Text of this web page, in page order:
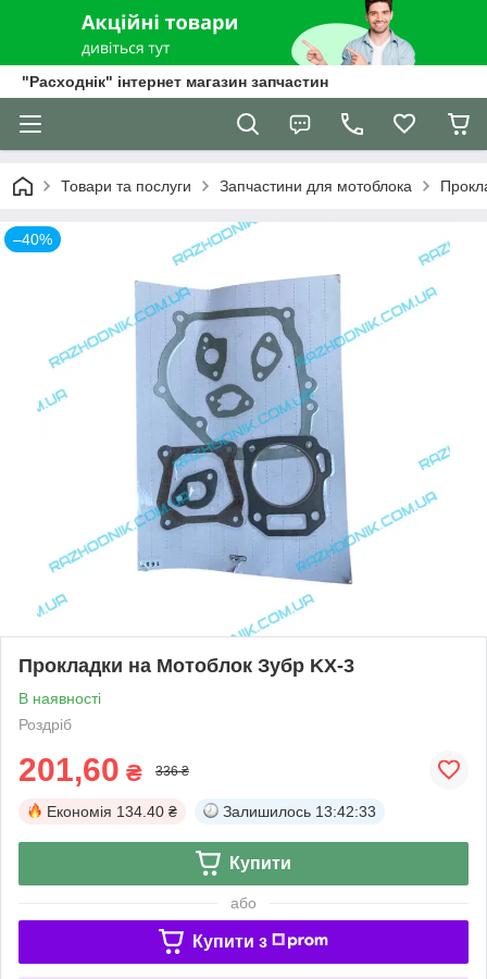
"Расходнік" інтернет магазин запчастин
Товари та послуги Запчастини для мотоблока
–40%
Прокладки на Мотоблок Зубр KX-3
В наявності
Роздріб
201,60 ₴ 336 ₴
Економія 134.40 ₴ Залишилось 13:42:33
Купити
або
Купити з